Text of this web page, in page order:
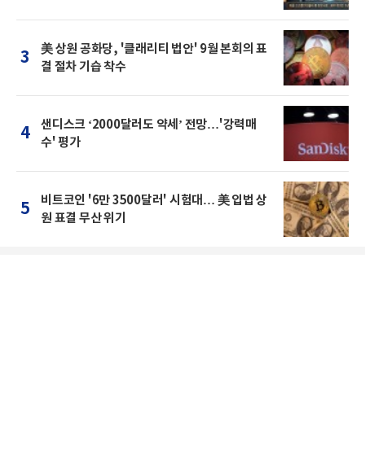
3
美 상원 공화당, '클래리티 법안' 9월 본회의 표
결 절차 기습 착수
4
샌디스크 ‘2000달러도 약세’ 전망…'강력매
수' 평가
5
비트코인 '6만 3500달러' 시험대… 美 입법 상
원 표결 무산 위기